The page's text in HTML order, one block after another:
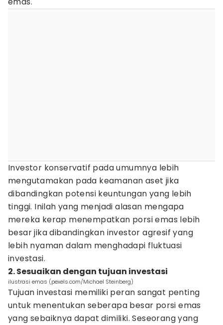
Investor konservatif pada umumnya lebih
mengutamakan pada keamanan aset jika
dibandingkan potensi keuntungan yang lebih
tinggi. Inilah yang menjadi alasan mengapa
mereka kerap menempatkan porsi emas lebih
besar jika dibandingkan investor agresif yang
lebih nyaman dalam menghadapi fluktuasi
investasi.
2. Sesuaikan dengan tujuan investasi
ilustrasi emas (pexels.com/Michael Steinberg)
Tujuan investasi memiliki peran sangat penting
untuk menentukan seberapa besar porsi emas
yang sebaiknya dapat dimiliki. Seseorang yang